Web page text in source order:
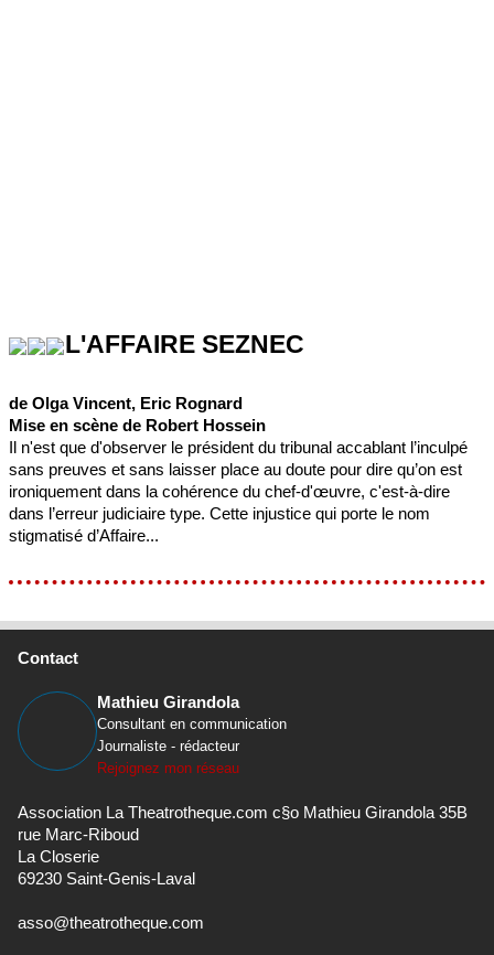
L'AFFAIRE SEZNEC
de Olga Vincent, Eric Rognard
Mise en scène de Robert Hossein
Il n'est que d'observer le président du tribunal accablant l’inculpé
sans preuves et sans laisser place au doute pour dire qu’on est
ironiquement dans la cohérence du chef-d'œuvre, c'est-à-dire
dans l’erreur judiciaire type. Cette injustice qui porte le nom
stigmatisé d’Affaire...
Contact
Mathieu Girandola
Consultant en communication
Journaliste - rédacteur
Rejoignez mon réseau
Association La Theatrotheque.com c§o Mathieu Girandola 35B
rue Marc-Riboud
La Closerie
69230 Saint-Genis-Laval
asso@theatrotheque.com